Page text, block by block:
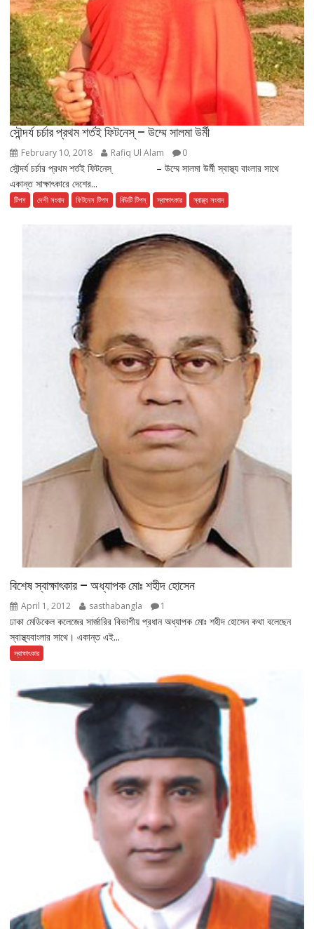
সৌন্দর্য চর্চার প্রথম শর্তই ফিটনেস্ – উম্মে সালমা উর্মী
February 10, 2018 Rafiq Ul Alam 0
সৌন্দর্য চর্চার প্রথম শর্তই ফিটনেস্ – উম্মে সালমা উর্মী স্বাস্থ্য বাংলার সাথে
একান্ত সাক্ষাৎকারে দেশের...
টিপস দেশী সংবাদ ফিটনেস টিপস বিউটি টিপস্ স্বাক্ষাৎকার স্বাস্থ্য সংবাদ
বিশেষ স্বাক্ষাৎকার – অধ্যাপক মোঃ শহীদ হোসেন
April 1, 2012 sasthabangla 1
ঢাকা মেডিকেল কলেজের সার্জারির বিভাগীয় প্রধান অধ্যাপক মোঃ শহীদ হোসেন কথা বলেছেন
স্বাস্থ্যবাংলার সাথে। একান্ত এই...
স্বাক্ষাৎকার